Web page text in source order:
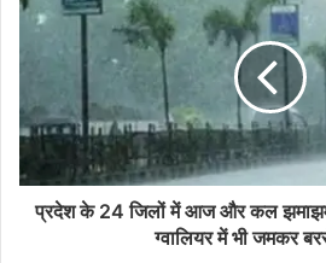
प्रदेश के 24 जिलों में आज और कल
ग्वालियर में भी जमकर